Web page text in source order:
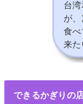
台
が
食
来た
できるかぎりの